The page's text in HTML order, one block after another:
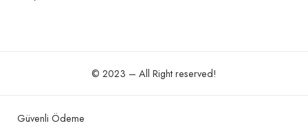
© 2023 – All Right reserved!
Güvenli Ödeme